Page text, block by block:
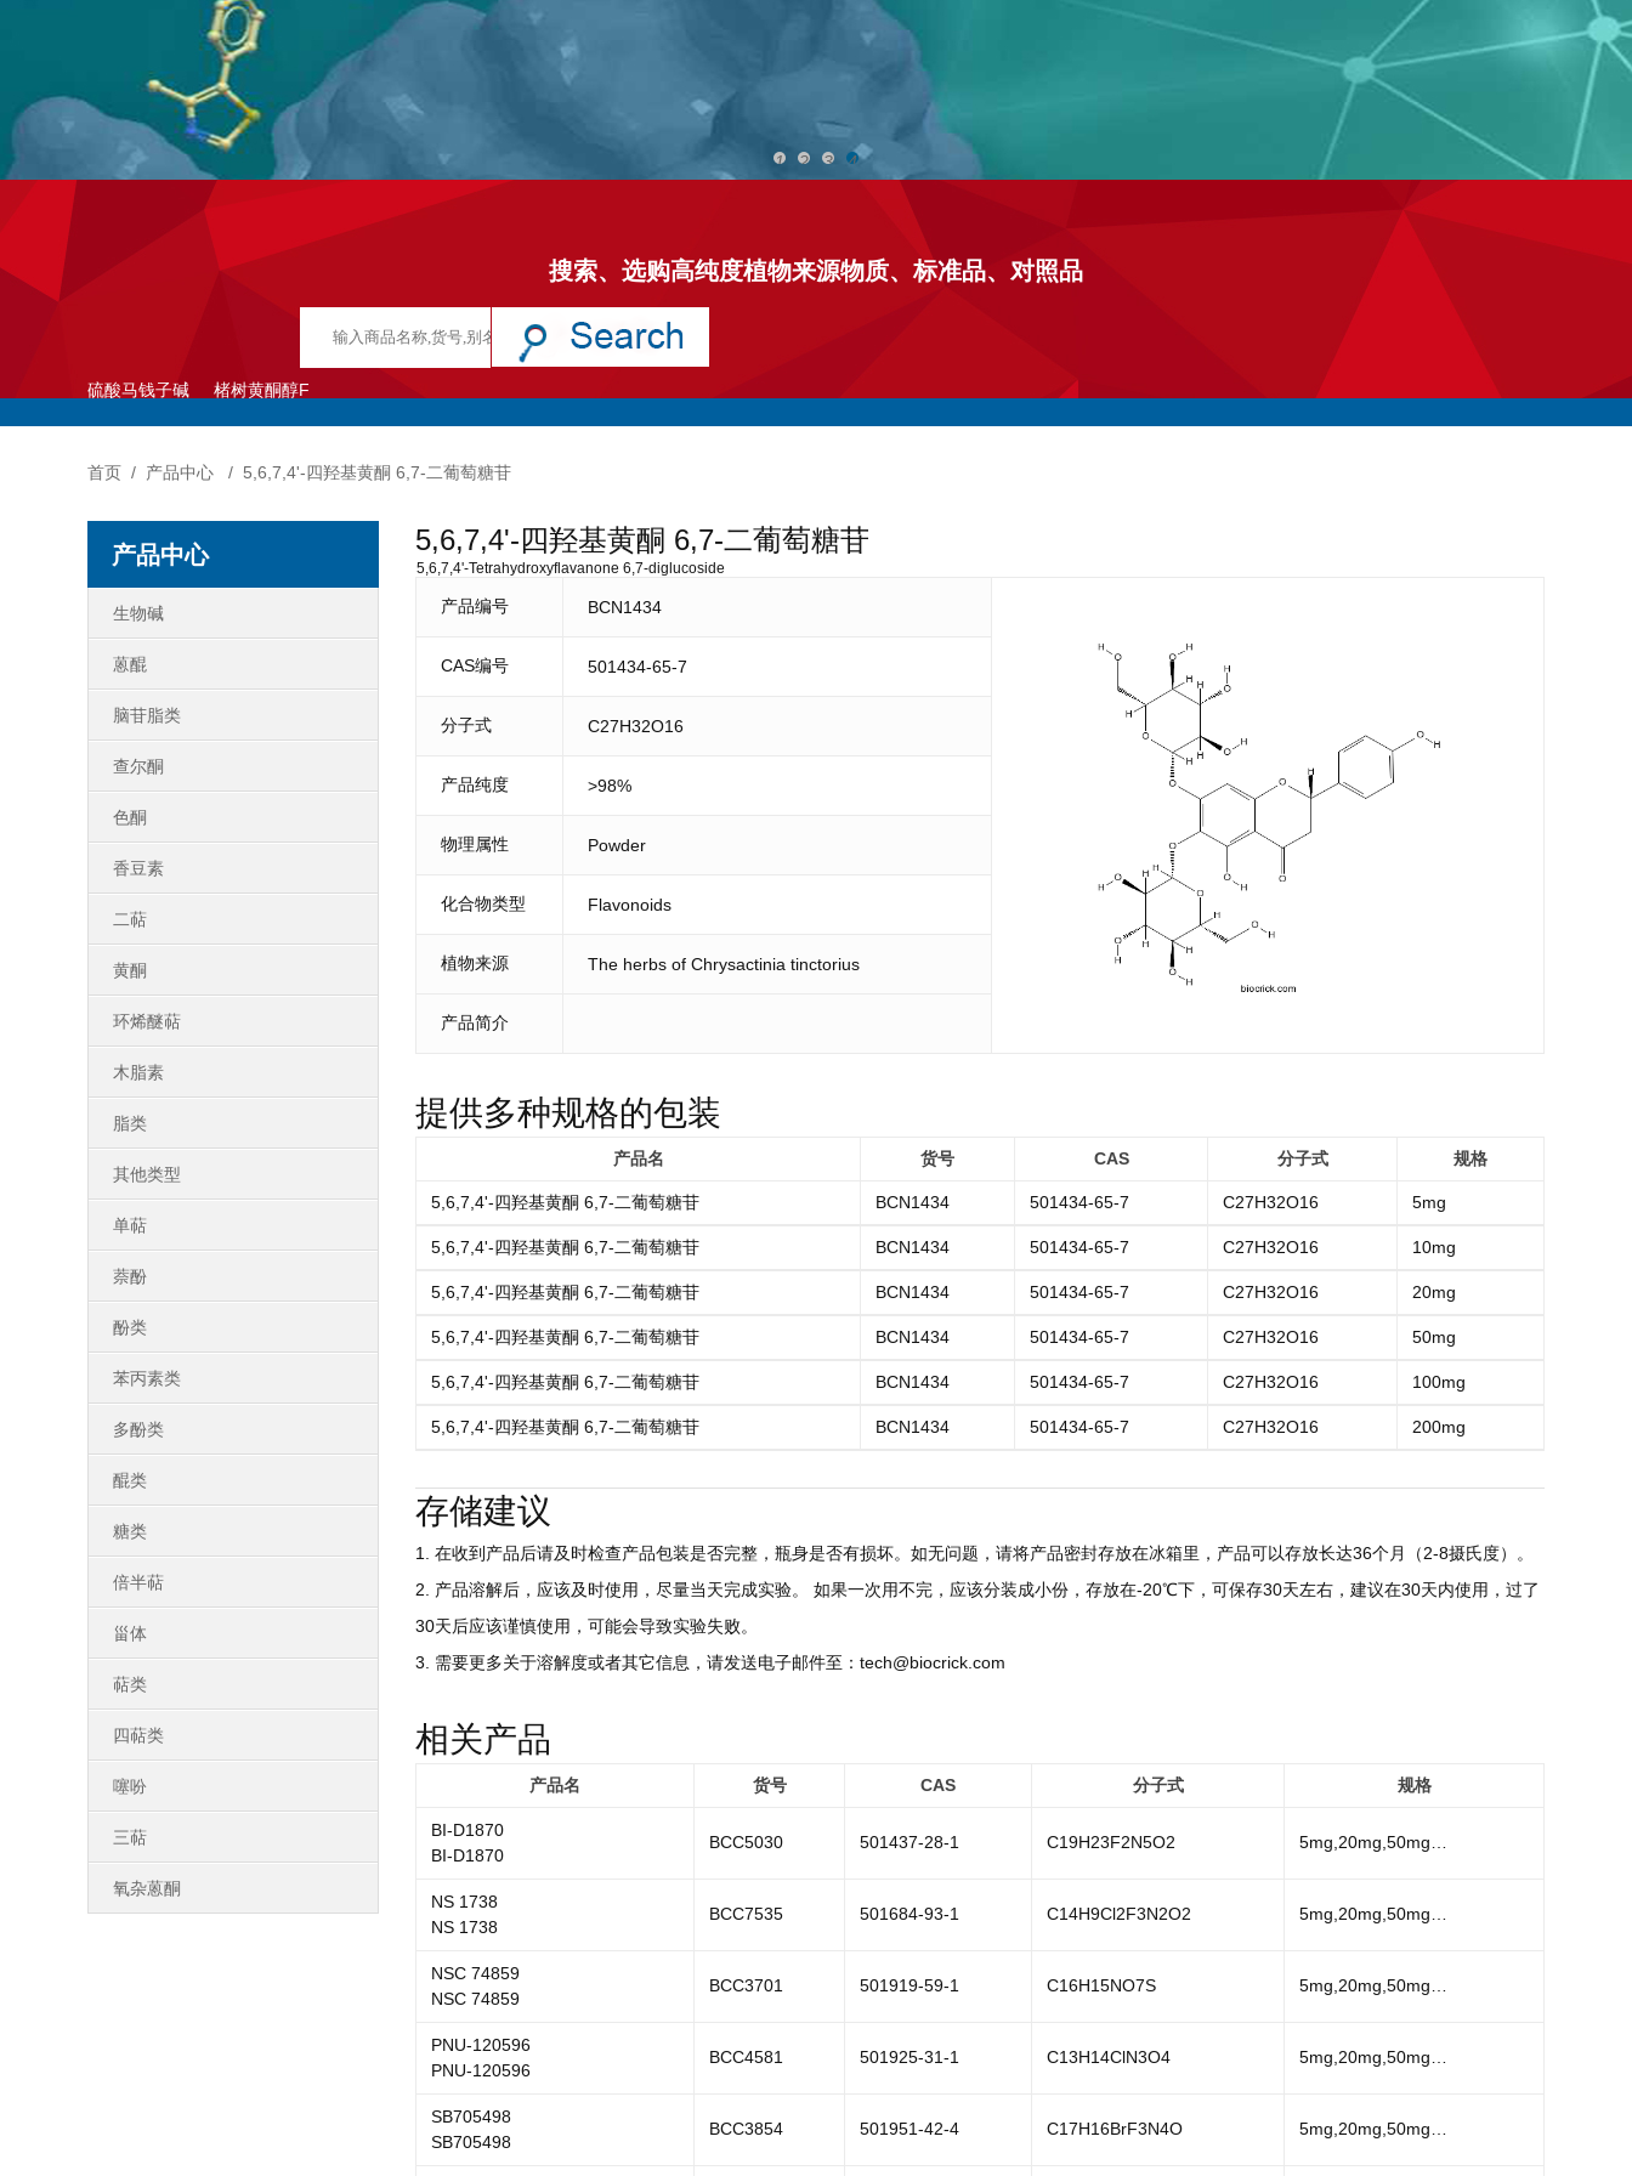
1 2 3 4
搜索、选购高纯度植物来源物质、标准品、对照品
硫酸马钱子碱 楮树黄酮醇F
首页 / 产品中心 / 5,6,7,4'-四羟基黄酮 6,7-二葡萄糖苷
产品中心
生物碱
蒽醌
脑苷脂类
查尔酮
色酮
香豆素
二萜
黄酮
环烯醚萜
木脂素
脂类
其他类型
单萜
萘酚
酚类
苯丙素类
多酚类
醌类
糖类
倍半萜
甾体
萜类
四萜类
噻吩
三萜
氧杂蒽酮
5,6,7,4'-四羟基黄酮 6,7-二葡萄糖苷
5,6,7,4'-Tetrahydroxyflavanone 6,7-diglucoside
产品编号 BCN1434
CAS编号 501434-65-7
分子式 C27H32O16
产品纯度 >98%
物理属性 Powder
化合物类型 Flavonoids
植物来源 The herbs of Chrysactinia tinctorius
产品简介
提供多种规格的包装
产品名 货号 CAS 分子式 规格
5,6,7,4'-四羟基黄酮 6,7-二葡萄糖苷 BCN1434 501434-65-7 C27H32O16 5mg
5,6,7,4'-四羟基黄酮 6,7-二葡萄糖苷 BCN1434 501434-65-7 C27H32O16 10mg
5,6,7,4'-四羟基黄酮 6,7-二葡萄糖苷 BCN1434 501434-65-7 C27H32O16 20mg
5,6,7,4'-四羟基黄酮 6,7-二葡萄糖苷 BCN1434 501434-65-7 C27H32O16 50mg
5,6,7,4'-四羟基黄酮 6,7-二葡萄糖苷 BCN1434 501434-65-7 C27H32O16 100mg
5,6,7,4'-四羟基黄酮 6,7-二葡萄糖苷 BCN1434 501434-65-7 C27H32O16 200mg
存储建议
1. 在收到产品后请及时检查产品包装是否完整，瓶身是否有损坏。如无问题，请将产品密封存放在冰箱里，产品可以存放长达36个月（2-8摄氏度）。
2. 产品溶解后，应该及时使用，尽量当天完成实验。 如果一次用不完，应该分装成小份，存放在-20℃下，可保存30天左右，建议在30天内使用，过了
30天后应该谨慎使用，可能会导致实验失败。
3. 需要更多关于溶解度或者其它信息，请发送电子邮件至：tech@biocrick.com
相关产品
产品名 货号 CAS 分子式 规格
BI-D1870
BI-D1870
BCC5030 501437-28-1 C19H23F2N5O2 5mg,20mg,50mg…
NS 1738
NS 1738
BCC7535 501684-93-1 C14H9Cl2F3N2O2 5mg,20mg,50mg…
NSC 74859
NSC 74859
BCC3701 501919-59-1 C16H15NO7S 5mg,20mg,50mg…
PNU-120596
PNU-120596
BCC4581 501925-31-1 C13H14ClN3O4 5mg,20mg,50mg…
SB705498
SB705498
BCC3854 501951-42-4 C17H16BrF3N4O 5mg,20mg,50mg…